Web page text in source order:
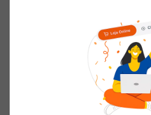
Avaliações